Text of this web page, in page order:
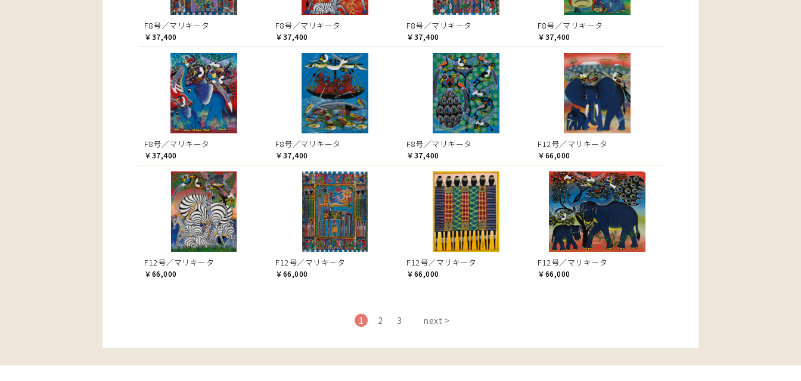
F8号／マリキータ
￥37,400
F8号／マリキータ
￥37,400
F8号／マリキータ
￥37,400
F8号／マリキータ
￥37,400
F8号／マリキータ
￥37,400
F8号／マリキータ
￥37,400
F8号／マリキータ
￥37,400
F12号／マリキータ
￥66,000
F12号／マリキータ
￥66,000
F12号／マリキータ
￥66,000
F12号／マリキータ
￥66,000
F12号／マリキータ
￥66,000
1 2 3 next >